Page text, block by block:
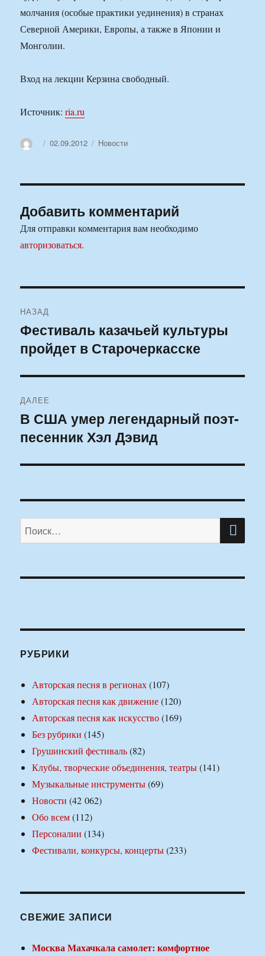
молчания (особые практики уединения) в странах
Северной Америки, Европы, а также в Японии и
Монголии.
Вход на лекции Керзина свободный.
Источник:ria.ru
АвторОпубликовано
02.09.2012 Рубрики
Новости
Добавить комментарий
Для отправки комментария вам необходимо
авторизоваться.
по
записям
НАЗАД
Предыдущая
запись:
Фестиваль казачьей культуры
пройдет в Старочеркасске
ДАЛЕЕ
Следующая
запись:
В США умер легендарный поэт-
песенник Хэл Дэвид
Искать:
РУБРИКИ
Авторская песня в регионах(107)
Авторская песня как движение(120)
Авторская песня как искусство(169)
Без рубрики (145)
Грушинский фестиваль(82)
Клубы, творческие объединения, театры(141)
Музыкальные инструменты(69)
Новости (42 062)
Обо всем(112)
Персоналии (134)
Фестивали, конкурсы, концерты(233)
СВЕЖИЕ ЗАПИСИ
Москва Махачкала самолет: комфортное